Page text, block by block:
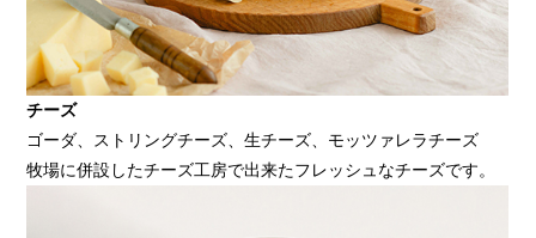
チーズ
ゴーダ、ストリングチーズ、生チーズ、モッツァレラチーズ
牧場に併設したチーズ工房で出来たフレッシュなチーズです。